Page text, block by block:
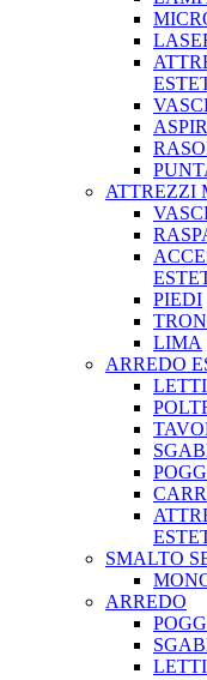
ATTREZZI
PIEDI
LIMA
ARREDO
SMALTO
ARREDO